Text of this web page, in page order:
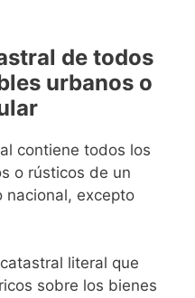
de todos
urbanos o
contiene todos los
o rústicos de un
excepto
literal que
sobre los bienes